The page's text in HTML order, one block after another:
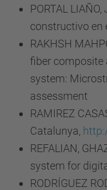
PORTAL
constructivo en
RAKHSH
fiber composite
system:
assessment
RAMIREZ
Catalunya,
REFALIAN,
system for
RODRÍGUEZ